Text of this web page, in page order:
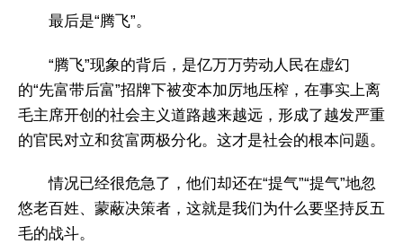
最后是“腾飞”。
“腾飞”现象的背后，是亿万万劳动人民在虚幻
的“先富带后富”招牌下被变本加厉地压榨，在事实上离
毛主席开创的社会主义道路越来越远，形成了越发严重
的官民对立和贫富两极分化。这才是社会的根本问题。
情况已经很危急了，他们却还在“提气”“提气”地忽
悠老百姓、蒙蔽决策者，这就是我们为什么要坚持反五
毛的战斗。